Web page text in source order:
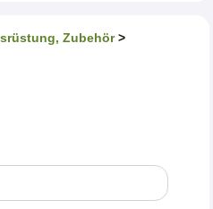
Zubehör>